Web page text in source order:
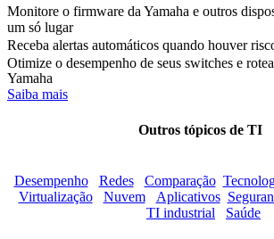
Monitore o firmware da Yamaha e outros
um só lugar
Receba alertas automáticos quando houver
Otimize o desempenho de seus switches e
Yamaha
Saiba mais
Outros tópicos de TI
Desempenho Redes Comparação
Virtualização
Nuvem Aplicativos
TI industrial
Saúde